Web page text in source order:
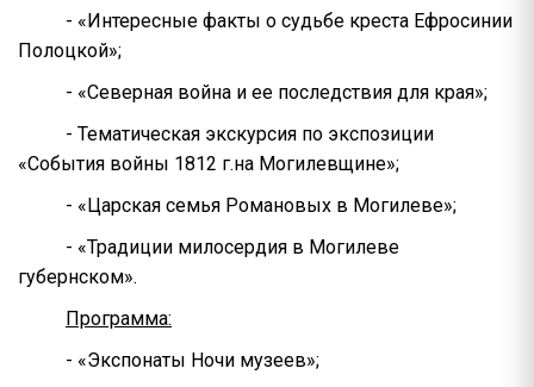
- «Интересные факты о судьбе креста Ефросинии
Полоцкой»;
- «Северная война и ее последствия для края»;
- Тематическая экскурсия по экспозиции
«События войны 1812 г.на Могилевщине»;
- «Царская семья Романовых в Могилеве»;
- «Традиции милосердия в Могилеве
губернском».
Программа:
- «Экспонаты Ночи музеев»;